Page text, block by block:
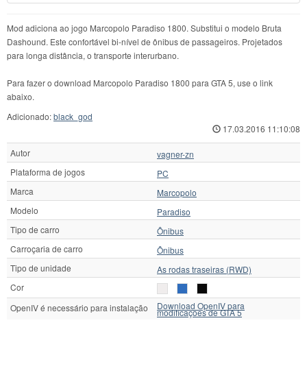
Mod adiciona ao jogo Marcopolo Paradiso 1800. Substitui o modelo Bruta
Dashound. Este confortável bi-nível de ônibus de passageiros. Projetados
para longa distância, o transporte interurbano.
Para fazer o download Marcopolo Paradiso 1800 para GTA 5, use o link
abaixo.
Adicionado:black_god
17.03.2016 11:10:08
Autor
vagner-zn
Plataforma de jogos
PC
Marca
Marcopolo
Modelo
Paradiso
Tipo de carro
Ônibus
Carroçaria de carro
Ônibus
Tipo de unidade
As rodas traseiras (RWD)
Cor
OpenIV é necessário para instalação
Download OpenIV para
modificações de GTA 5